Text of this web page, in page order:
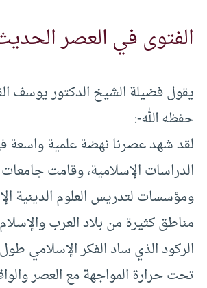
الفتوى في العصر
يقول فضيلة الشيخ الدكتور يوسف
حفظه الله-:
لقد شهد عصرنا نهضة علمية
الدراسات الإسلامية، وقامت
ومؤسسات لتدريس العلوم الدينية
مناطق كثيرة من بلاد العرب
الركود الذي ساد الفكر الإسلامي
تحت حرارة المواجهة مع العصر